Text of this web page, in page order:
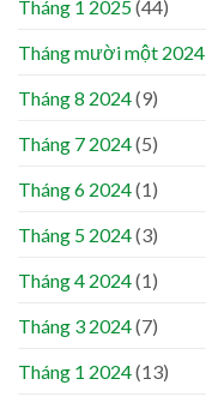
Tháng 1 2025(44)
Tháng mười một 2024
Tháng 8 2024(9)
Tháng 7 2024(5)
Tháng 6 2024(1)
Tháng 5 2024(3)
Tháng 4 2024(1)
Tháng 3 2024(7)
Tháng 1 2024(13)